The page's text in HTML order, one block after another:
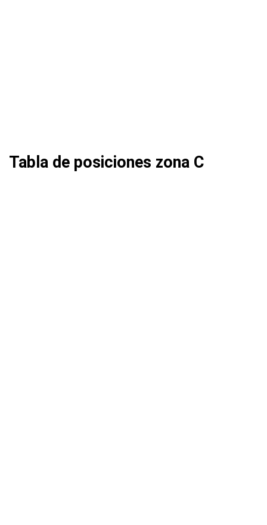
Tabla de posiciones zona C